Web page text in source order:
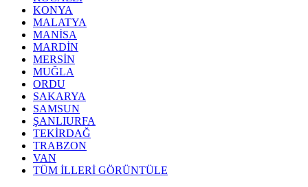
KONYA
MALATYA
MANİSA
MARDİN
MERSİN
MUĞLA
ORDU
SAKARYA
SAMSUN
ŞANLIURFA
TEKİRDAĞ
TRABZON
VAN
TÜM İLLERİ GÖRÜNTÜLE